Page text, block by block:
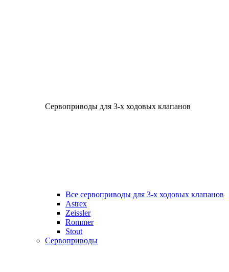
Сервоприводы для 3-х ходовых клапанов
Все сервоприводы для 3-х ходовых клапанов
Astrex
Zeissler
Rommer
Stout
Сервоприводы